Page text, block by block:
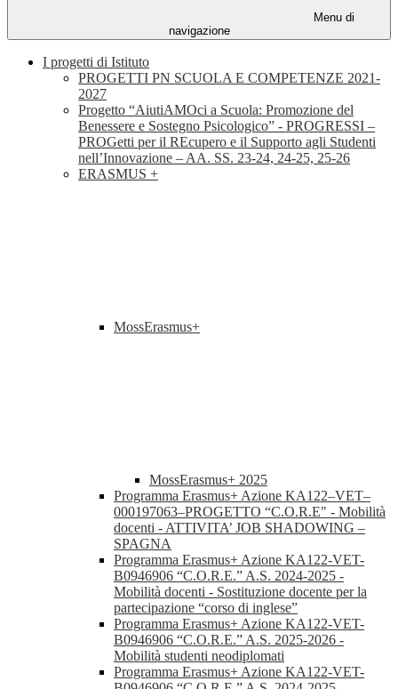
Menu di
navigazione
I progetti di Istituto
PROGETTI PN SCUOLA E COMPETENZE 2021-
2027
Progetto “AiutiAMOci a Scuola: Promozione del
Benessere e Sostegno Psicologico” - PROGRESSI –
PROGetti per il REcupero e il Supporto agli Studenti
nell’Innovazione – AA. SS. 23-24, 24-25, 25-26
ERASMUS +
MossErasmus+
MossErasmus+ 2025
Programma Erasmus+ Azione KA122–VET–
000197063–PROGETTO “C.O.R.E" - Mobilità
docenti - ATTIVITA’ JOB SHADOWING –
SPAGNA
Programma Erasmus+ Azione KA122-VET-
B0946906 “C.O.R.E.” A.S. 2024-2025 -
Mobilità docenti - Sostituzione docente per la
partecipazione “corso di inglese”
Programma Erasmus+ Azione KA122-VET-
B0946906 “C.O.R.E.” A.S. 2025-2026 -
Mobilità studenti neodiplomati
Programma Erasmus+ Azione KA122-VET-